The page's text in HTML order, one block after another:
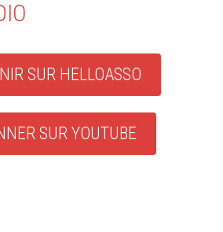
SUR HELLOASSO
SUR YOUTUBE